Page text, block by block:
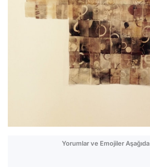
Yorumlar ve Emojiler Aşağıda